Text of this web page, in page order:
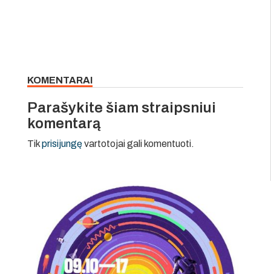
KOMENTARAI
Parašykite šiam straipsniui
komentarą
Tikprisijungęvartotojai gali komentuoti.